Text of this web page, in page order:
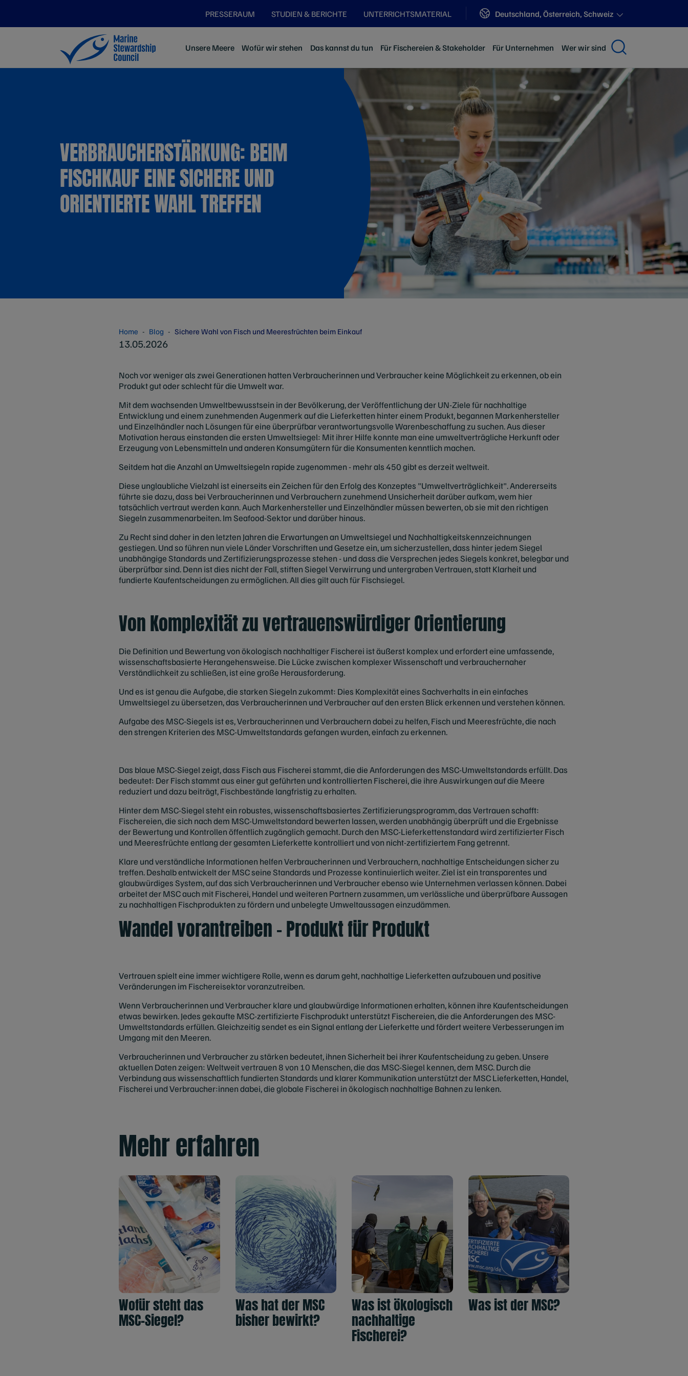
PRESSERAUM STUDIEN & BERICHTE UNTERRICHTSMATERIAL Sites
Deutschland, Österreich, Schweiz
Unsere Meere Wofür wir stehen Das kannst du tun Für Fischereien & Stakeholder Für Unternehmen Wer wir sind
VERBRAUCHERSTÄRKUNG: BEIM
FISCHKAUF EINE SICHERE UND
ORIENTIERTE WAHL TREFFEN
Home Blog Sichere Wahl von Fisch und Meeresfrüchten beim Einkauf
13.05.2026
Noch vor weniger als zwei Generationen hatten Verbraucherinnen und Verbraucher keine Möglichkeit zu erkennen, ob ein
Produkt gut oder schlecht für die Umwelt war.
Mit dem wachsenden Umweltbewusstsein in der Bevölkerung, der Veröffentlichung der UN-Ziele für nachhaltige
Entwicklung und einem zunehmenden Augenmerk auf die Lieferketten hinter einem Produkt, begannen Markenhersteller
und Einzelhändler nach Lösungen für eine überprüfbar verantwortungsvolle Warenbeschaffung zu suchen. Aus dieser
Motivation heraus einstanden die ersten Umweltsiegel: Mit ihrer Hilfe konnte man eine umweltverträgliche Herkunft oder
Erzeugung von Lebensmitteln und anderen Konsumgütern für die Konsumenten kenntlich machen.
Seitdem hat die Anzahl an Umweltsiegeln rapide zugenommen - mehr als 450 gibt es derzeit weltweit.
Diese unglaubliche Vielzahl ist einerseits ein Zeichen für den Erfolg des Konzeptes "Umweltverträglichkeit". Andererseits
führte sie dazu, dass bei Verbraucherinnen und Verbrauchern zunehmend Unsicherheit darüber aufkam, wem hier
tatsächlich vertraut werden kann. Auch Markenhersteller und Einzelhändler müssen bewerten, ob sie mit den richtigen
Siegeln zusammenarbeiten. Im Seafood-Sektor und darüber hinaus.
Zu Recht sind daher in den letzten Jahren die Erwartungen an Umweltsiegel und Nachhaltigkeitskennzeichnungen
gestiegen. Und so führen nun viele Länder Vorschriften und Gesetze ein, um sicherzustellen, dass hinter jedem Siegel
unabhängige Standards und Zertifizierungsprozesse stehen - und dass die Versprechen jedes Siegels konkret, belegbar und
überprüfbar sind. Denn ist dies nicht der Fall, stiften Siegel Verwirrung und untergraben Vertrauen, statt Klarheit und
fundierte Kaufentscheidungen zu ermöglichen. All dies gilt auch für Fischsiegel.
Von Komplexität zu vertrauenswürdiger Orientierung
Die Definition und Bewertung von ökologisch nachhaltiger Fischerei ist äußerst komplex und erfordert eine umfassende,
wissenschaftsbasierte Herangehensweise. Die Lücke zwischen komplexer Wissenschaft und verbrauchernaher
Verständlichkeit zu schließen, ist eine große Herausforderung.
Und es ist genau die Aufgabe, die starken Siegeln zukommt: Dies Komplexität eines Sachverhalts in ein einfaches
Umweltsiegel zu übersetzen, das Verbraucherinnen und Verbraucher auf den ersten Blick erkennen und verstehen können.
Aufgabe des MSC-Siegels ist es, Verbraucherinnen und Verbrauchern dabei zu helfen, Fisch und Meeresfrüchte, die nach
den strengen Kriterien des MSC-Umweltstandards gefangen wurden, einfach zu erkennen.
Das blaue MSC-Siegel zeigt, dass Fisch aus Fischerei stammt, die die Anforderungen des MSC-Umweltstandards erfüllt. Das
bedeutet: Der Fisch stammt aus einer gut geführten und kontrollierten Fischerei, die ihre Auswirkungen auf die Meere
reduziert und dazu beiträgt, Fischbestände langfristig zu erhalten.
Hinter dem MSC-Siegel steht ein robustes, wissenschaftsbasiertes Zertifizierungsprogramm, das Vertrauen schafft:
Fischereien, die sich nach dem MSC-Umweltstandard bewerten lassen, werden unabhängig überprüft und die Ergebnisse
der Bewertung und Kontrollen öffentlich zugänglich gemacht. Durch den MSC-Lieferkettenstandard wird zertifizierter Fisch
und Meeresfrüchte entlang der gesamten Lieferkette kontrolliert und von nicht-zertifiziertem Fang getrennt.
Klare und verständliche Informationen helfen Verbraucherinnen und Verbrauchern, nachhaltige Entscheidungen sicher zu
treffen. Deshalb entwickelt der MSC seine Standards und Prozesse kontinuierlich weiter. Ziel ist ein transparentes und
glaubwürdiges System, auf das sich Verbraucherinnen und Verbraucher ebenso wie Unternehmen verlassen können. Dabei
arbeitet der MSC auch mit Fischerei, Handel und weiteren Partnern zusammen, um verlässliche und überprüfbare Aussagen
zu nachhaltigen Fischprodukten zu fördern und unbelegte Umweltaussagen einzudämmen.
Wandel vorantreiben – Produkt für Produkt
Vertrauen spielt eine immer wichtigere Rolle, wenn es darum geht, nachhaltige Lieferketten aufzubauen und positive
Veränderungen im Fischereisektor voranzutreiben.
Wenn Verbraucherinnen und Verbraucher klare und glaubwürdige Informationen erhalten, können ihre Kaufentscheidungen
etwas bewirken. Jedes gekaufte MSC-zertifizierte Fischprodukt unterstützt Fischereien, die die Anforderungen des MSC-
Umweltstandards erfüllen. Gleichzeitig sendet es ein Signal entlang der Lieferkette und fördert weitere Verbesserungen im
Umgang mit den Meeren.
Verbraucherinnen und Verbraucher zu stärken bedeutet, ihnen Sicherheit bei ihrer Kaufentscheidung zu geben. Unsere
aktuellen Daten zeigen: Weltweit vertrauen 8 von 10 Menschen, die das MSC-Siegel kennen, dem MSC. Durch die
Verbindung aus wissenschaftlich fundierten Standards und klarer Kommunikation unterstützt der MSC Lieferketten, Handel,
Fischerei und Verbraucher:innen dabei, die globale Fischerei in ökologisch nachhaltige Bahnen zu lenken.
Mehr erfahren
Wofür steht das
MSC-Siegel?
Was hat der MSC
bisher bewirkt?
Was ist ökologisch
nachhaltige
Fischerei?
Was ist der MSC?